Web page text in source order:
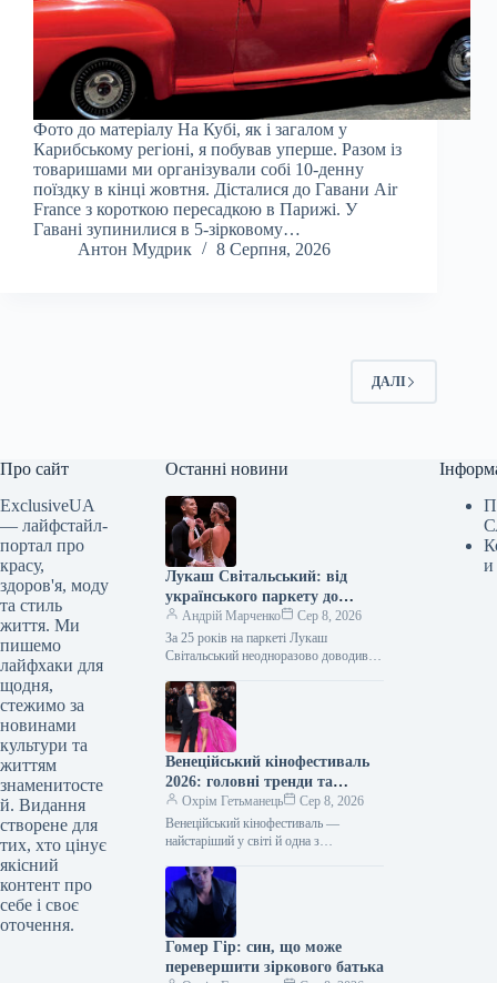
Фото до матеріалу На Кубі, як і загалом у
Карибському регіоні, я побував уперше. Разом із
товаришами ми організували собі 10-денну
поїздку в кінці жовтня. Дісталися до Гавани Air
France з короткою пересадкою в Парижі. У
Гавані зупинилися в 5-зірковому…
Антон Мудрик
8 Серпня, 2026
ДАЛІ
Про сайт
ExclusiveUA
— лайфстайл-
портал про
красу,
здоров'я, моду
та стиль
життя. Ми
пишемо
лайфхаки для
щодня,
стежимо за
новинами
культури та
життям
знаменитосте
й. Видання
створене для
тих, хто цінує
якісний
контент про
себе і своє
оточення.
Останні новини
Лукаш Світальський: від
українського паркету до
світових сцен
Андрій Марченко
Сер 8, 2026
За 25 років на паркеті Лукаш
Світальський неодноразово доводив
проривом у його кар’єрі став творчий
тандем…
Венеційський кінофестиваль
2026: головні тренди та
очікування
Охрім Гетьманець
Сер 8, 2026
Венеційський кінофестиваль —
найстаріший у світі й одна з
міжнародному кінокалендарі. Щороку
на Лідо з’їжджаються зірки, аби…
Гомер Гір: син, що може
перевершити зіркового батька
и